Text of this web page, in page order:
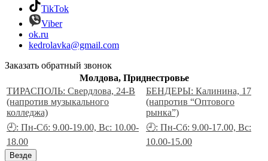
TikTok
Viber
ok.ru
kedrolavka@gmail.com
Заказать обратный звонок
Молдова, Приднестровье
ТИРАСПОЛЬ: Свердлова, 24-В
(напротив музыкального
колледжа)
БЕНДЕРЫ: Калинина, 17
(напротив “Оптового
рынка”)
🕘: Пн-Сб: 9.00-19.00, Вс: 10.00-
18.00
🕘: Пн-Сб: 9.00-17.00, Вс:
10.00-15.00
Везде